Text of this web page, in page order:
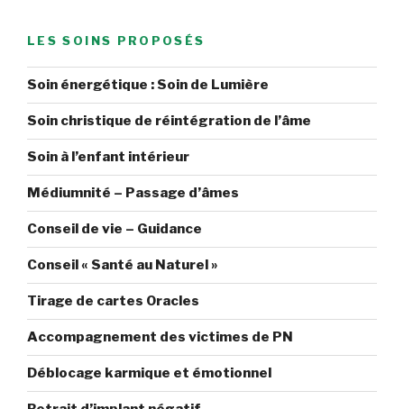
LES SOINS PROPOSÉS
Soin énergétique : Soin de Lumière
Soin christique de réintégration de l’âme
Soin à l’enfant intérieur
Médiumnité – Passage d’âmes
Conseil de vie – Guidance
Conseil « Santé au Naturel »
Tirage de cartes Oracles
Accompagnement des victimes de PN
Déblocage karmique et émotionnel